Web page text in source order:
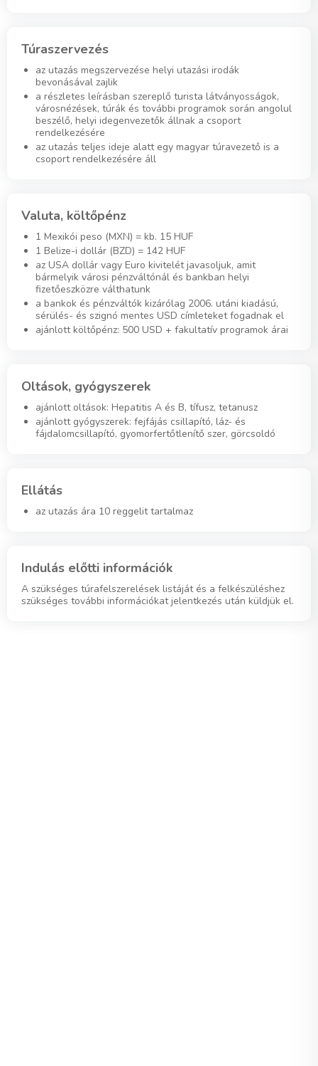
Túraszervezés
az utazás megszervezése helyi utazási irodák
bevonásával zajlik
a részletes leírásban szereplő turista látványosságok,
városnézések, túrák és további programok során angolul
beszélő, helyi idegenvezetők állnak a csoport
rendelkezésére
az utazás teljes ideje alatt egy magyar túravezető is a
csoport rendelkezésére áll
Valuta, költőpénz
1 Mexikói peso (MXN) = kb. 15 HUF
1 Belize-i dollár (BZD) = 142 HUF
az USA dollár vagy Euro kivitelét javasoljuk, amit
bármelyik városi pénzváltónál és bankban helyi
fizetőeszközre válthatunk
a bankok és pénzváltók kizárólag 2006. utáni kiadású,
sérülés- és szignó mentes USD címleteket fogadnak el
ajánlott költőpénz: 500 USD + fakultatív programok árai
Oltások, gyógyszerek
ajánlott oltások: Hepatitis A és B, tífusz, tetanusz
ajánlott gyógyszerek: fejfájás csillapító, láz- és
fájdalomcsillapító, gyomorfertőtlenítő szer, görcsoldó
Ellátás
az utazás ára 10 reggelit tartalmaz
Indulás előtti információk
A szükséges túrafelszerelések listáját és a felkészüléshez
szükséges további információkat jelentkezés után küldjük el.